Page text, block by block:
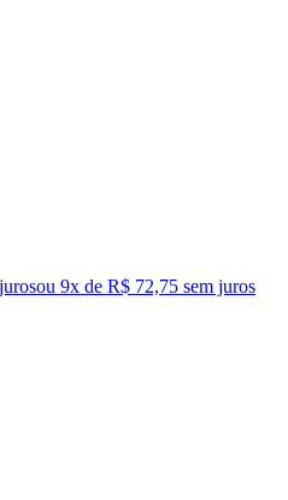
ou 9x de R$ 72,75 sem juros